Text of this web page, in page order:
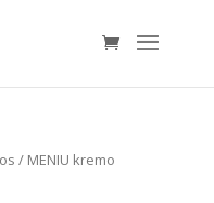
/ MENIU kremo